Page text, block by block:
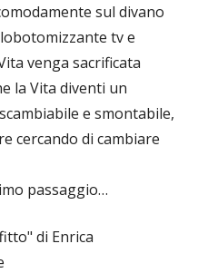
sul divano
tv e
venga sacrificata
la Vita diventi un
e smontabile,
cercando di cambiare
passaggio…
di Enrica